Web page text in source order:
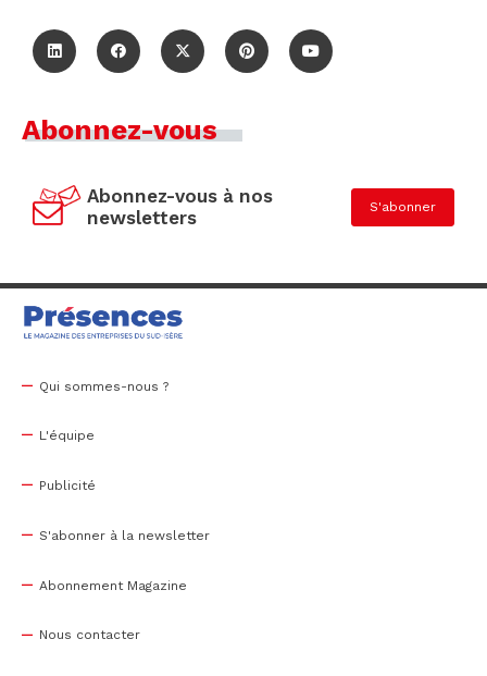
Abonnez-vous
Abonnez-vous à nos
newsletters
S'abonner
Qui sommes-nous ?
L'équipe
Publicité
S'abonner à la newsletter
Abonnement Magazine
Nous contacter